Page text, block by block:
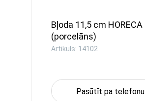
Bļoda 11,5 cm HORECA
(porcelāns)
Artikuls: 14102
Pasūtīt pa telefonu